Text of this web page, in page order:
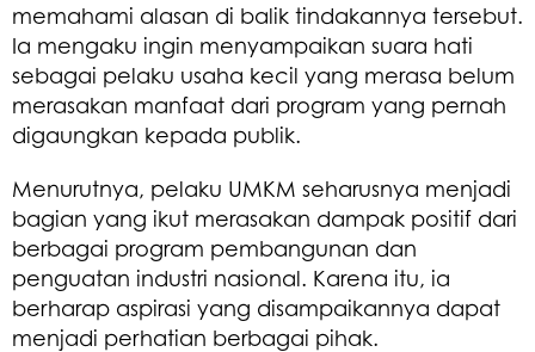
memahami alasan di balik tindakannya tersebut.
Ia mengaku ingin menyampaikan suara hati
sebagai pelaku usaha kecil yang merasa belum
merasakan manfaat dari program yang pernah
digaungkan kepada publik.
Menurutnya, pelaku UMKM seharusnya menjadi
bagian yang ikut merasakan dampak positif dari
berbagai program pembangunan dan
penguatan industri nasional. Karena itu, ia
berharap aspirasi yang disampaikannya dapat
menjadi perhatian berbagai pihak.